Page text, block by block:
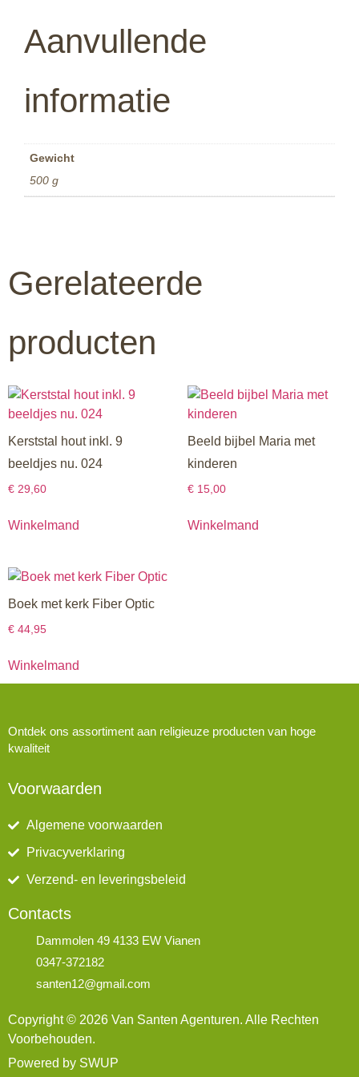
Aanvullende
informatie
Gewicht
500 g
Gerelateerde
producten
Kerststal hout inkl. 9
beeldjes nu. 024
€ 29,60
Winkelmand
Beeld bijbel Maria met
kinderen
€ 15,00
Winkelmand
Boek met kerk Fiber Optic
€ 44,95
Winkelmand
Ontdek ons assortiment aan religieuze producten van hoge
kwaliteit
Voorwaarden
Algemene voorwaarden
Privacyverklaring
Verzend- en leveringsbeleid
Contacts
Dammolen 49 4133 EW Vianen
0347-372182
santen12@gmail.com
Copyright © 2026 Van Santen Agenturen. Alle Rechten
Voorbehouden.
Powered by SWUP